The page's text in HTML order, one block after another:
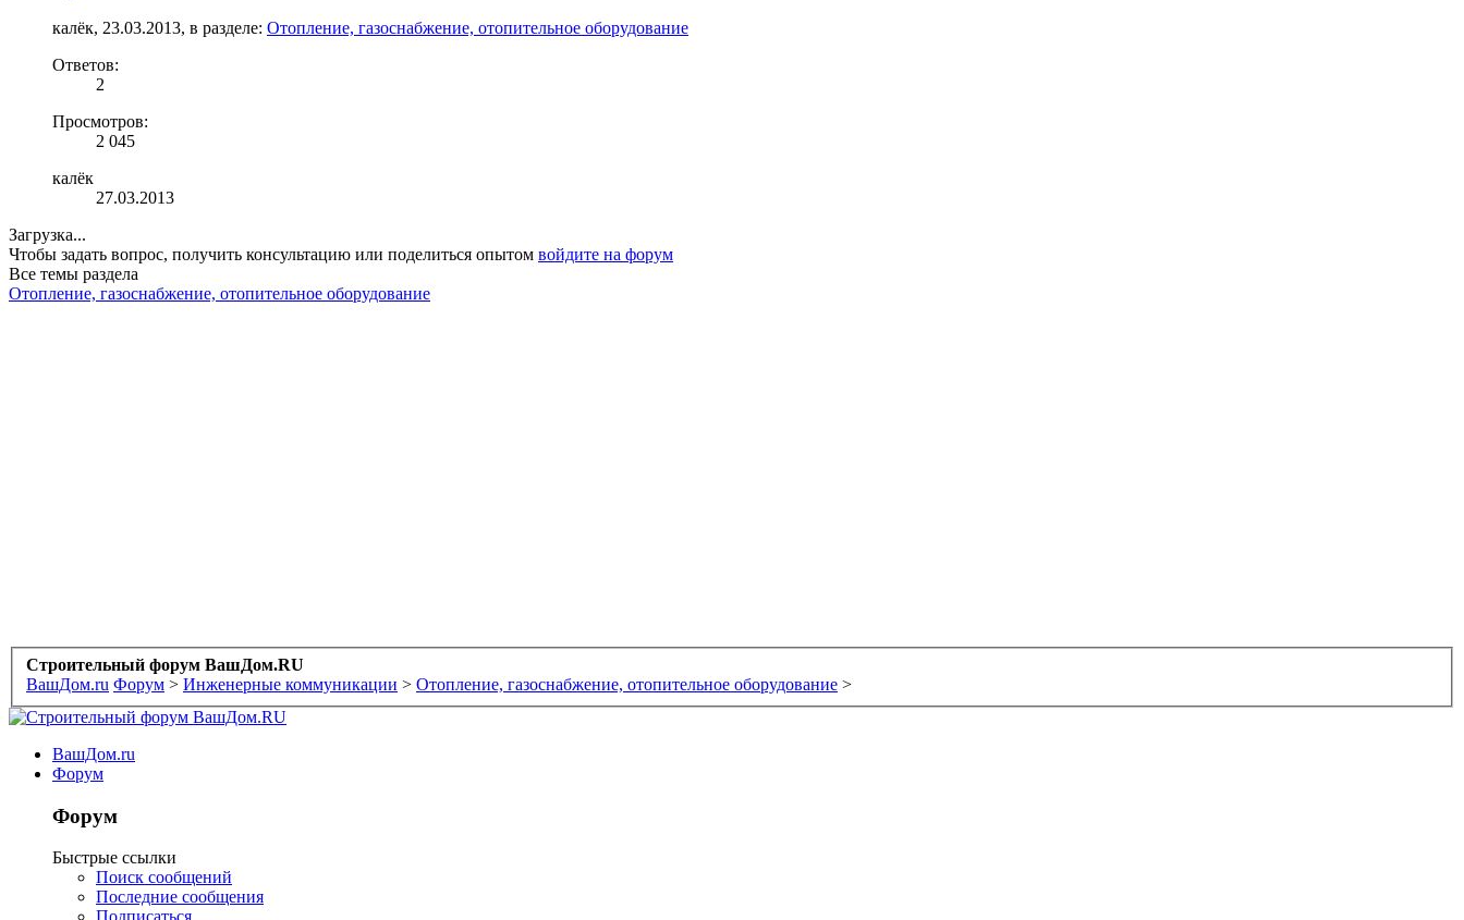
калёк, 23.03.2013, в разделе: Отопление, газоснабжение, отопительное оборудование
Ответов:
2
Просмотров:
2 045
калёк
27.03.2013
Загрузка...
Чтобы задать вопрос, получить консультацию или поделиться опытом войдите на форум
Все темы раздела
Отопление, газоснабжение, отопительное оборудование
Строительный форум ВашДом.RU
ВашДом.ru Форум > Инженерные коммуникации > Отопление, газоснабжение, отопительное оборудование >
ВашДом.ru
Форум
Форум
Быстрые ссылки
Поиск сообщений
Последние сообщения